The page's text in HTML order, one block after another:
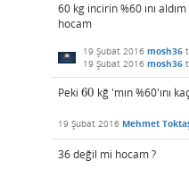
60 kg incirin %60 ını
hocam
19 Şubat 2016 mosh36
19 Şubat 2016 mosh36
Peki 60
60 kğ 'mın %60'ını
19 Şubat 2016 Mehmet
36 değil mi hocam ?